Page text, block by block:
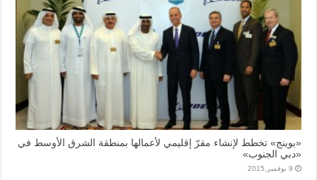
«بوينج» تخطط لإنشاء مقرّ إقليمي لأعمالها بمنطقة الشرق الأوسط في
«دبي الجنوب»
9 نوفمبر,2015